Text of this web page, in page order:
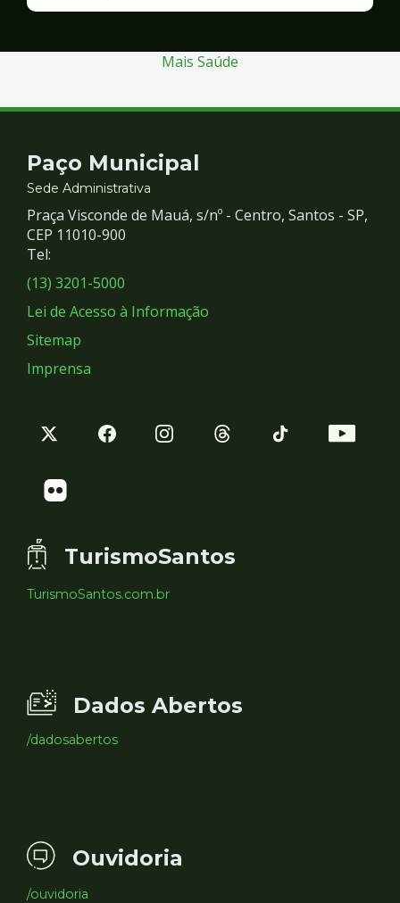
Mais Saúde
Contato
e
Redes
Sociais
Paço Municipal
Sede Administrativa
Praça Visconde de Mauá, s/nº - Centro, Santos - SP,
CEP 11010-900
Tel:
(13) 3201-5000
Lei de Acesso à Informação
Sitemap
Imprensa
TurismoSantos
TurismoSantos.com.br
Dados Abertos
/dadosabertos
Ouvidoria
/ouvidoria